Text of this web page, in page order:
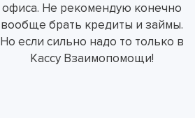
офиса. Не рекомендую конечно
вообще брать кредиты и займы.
Но если сильно надо то только в
Кассу Взаимопомощи!